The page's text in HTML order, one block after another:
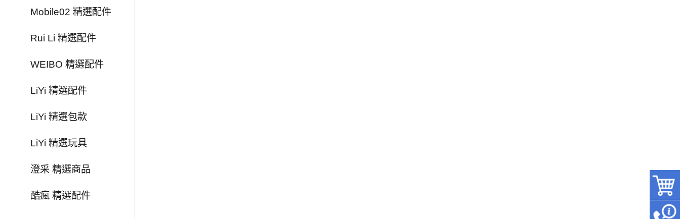
Mobile02 精選配件
Rui Li 精選配件
WEIBO 精選配件
LiYi 精選配件
LiYi 精選包款
LiYi 精選玩具
澄采 精選商品
酷瘋 精選配件